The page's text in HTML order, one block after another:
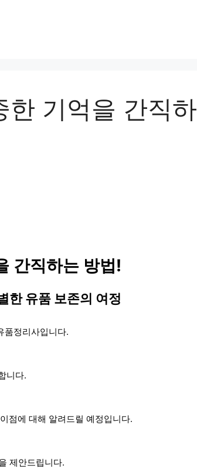
한 기억을 간직하
간직하는 방법!
한 유품 보존의 여정
품정리사입니다.
니다.
점에 대해 알려드릴 예정입니다.
제안드립니다.